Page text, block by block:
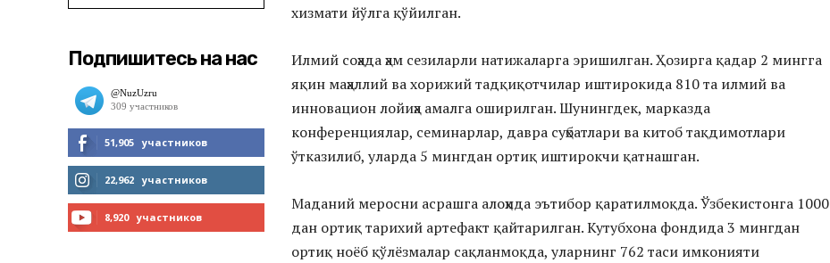
Подпишитесь на нас
51,905 участников
МНЕ НРАВИТСЯ
22,962 участников
8,920 участников
хизмати йўлга қўйилган.
Илмий соҳада ҳам сезиларли натижаларга эришилган. Ҳозирга қадар 2 мингга
яқин маҳаллий ва хорижий тадқиқотчилар иштирокида 810 та илмий ва
инновацион лойиҳа амалга оширилган. Шунингдек, марказда
конференциялар, семинарлар, давра суҳбатлари ва китоб тақдимотлари
ўтказилиб, уларда 5 мингдан ортиқ иштирокчи қатнашган.
Маданий меросни асрашга алоҳида эътибор қаратилмоқда. Ўзбекистонга 1000
дан ортиқ тарихий артефакт қайтарилган. Кутубхона фондида 3 мингдан
ортиқ ноёб қўлёзмалар сақланмоқда, уларнинг 762 таси имконияти